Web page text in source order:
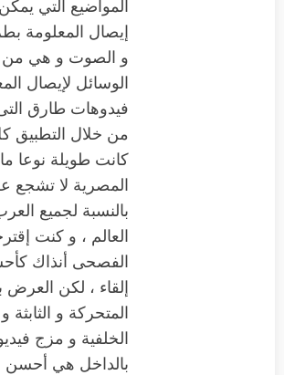
المواضيع التي
إيصال المعلومة
و الصوت و هي
الوسائل لإيصال
فيدوهات طارق
من خلال التطبيق
كانت طويلة نوعا
المصرية لا تشجع
بالنسبة لجميع
العالم ، و كنت
الفصحى أنذاك
إلقاء ، لكن العرض
المتحركة و
الخلفية و مزج
بالداخل هي